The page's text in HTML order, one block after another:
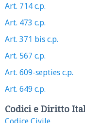
Art. 714 c.p.
Art. 473 c.p.
Art. 371 bis c.p.
Art. 567 c.p.
Art. 609-septies c.p.
Art. 649 c.p.
Codici e Diritto
Codice Civile